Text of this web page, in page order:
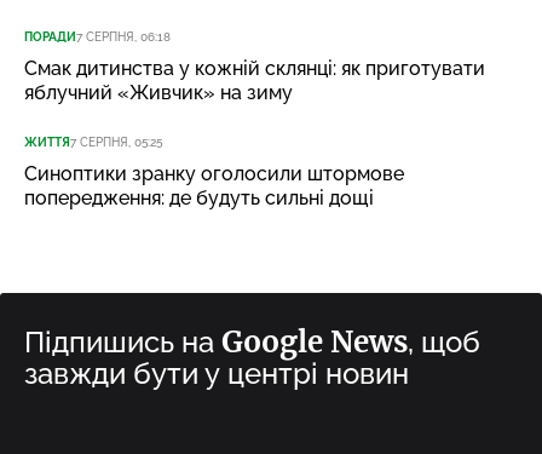
ПОРАДИ7 СЕРПНЯ, 06:18
Смак дитинства у кожній склянці: як приготувати
яблучний «Живчик» на зиму
ЖИТТЯ7 СЕРПНЯ, 05:25
Синоптики зранку оголосили штормове
попередження: де будуть сильні дощі
Підпишись на Google News, щоб
завжди бути у центрі новин